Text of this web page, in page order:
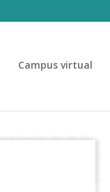
Campus virtual